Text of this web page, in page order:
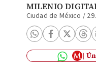
MILENIO
Ciudad de México /